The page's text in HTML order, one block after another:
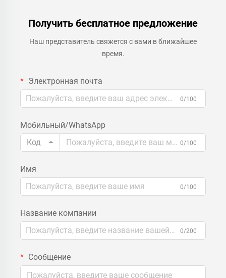
Получить бесплатное предложение
Наш представитель свяжется с вами в ближайшее
время.
Электронная почта
0/100
Мобильный/WhatsApp
Код
0/100
Имя
0/100
Название компании
0/200
Сообщение